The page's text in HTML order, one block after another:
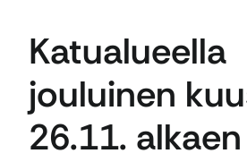
Katualueella
jouluinen
26.11. alkaen